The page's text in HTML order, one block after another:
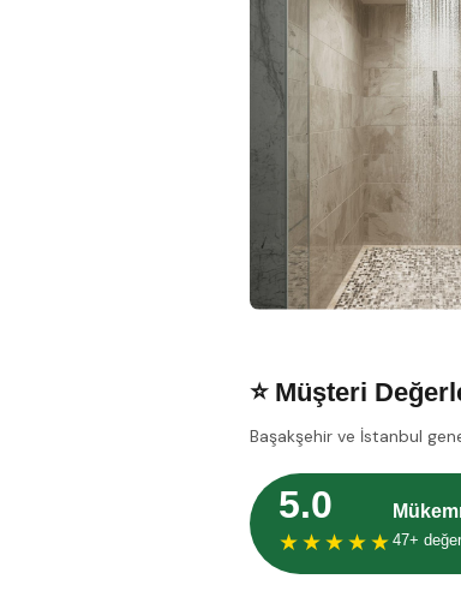
⭐ Müşteri
Başakşehir ve İstanbul
5.0
★★★★★ 47+